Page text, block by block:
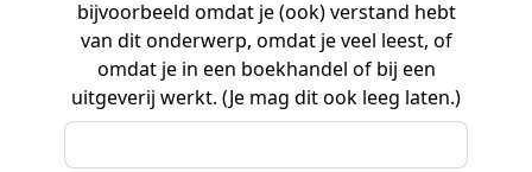
bijvoorbeeld omdat je (ook) verstand hebt
van dit onderwerp, omdat je veel leest, of
omdat je in een boekhandel of bij een
uitgeverij werkt. (Je mag dit ook leeg laten.)